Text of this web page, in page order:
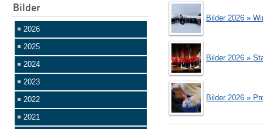
Bilder
2026
2025
2024
2023
2022
2021
Bilder 2026 »
Bilder 2026 »
Bilder 2026 »